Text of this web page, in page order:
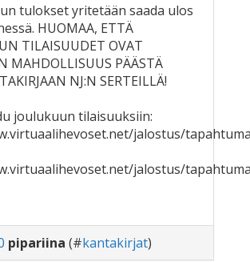
tulokset yritetään saada ulos
HUOMAA, ETTÄ
TILAISUUDET OVAT
MAHDOLLISUUS PÄÄSTÄ
NJ:N SERTEILLÄ!
joulukuun tilaisuuksiin:
jalostus/
jalostus/
pipariina (#kantakirjat)